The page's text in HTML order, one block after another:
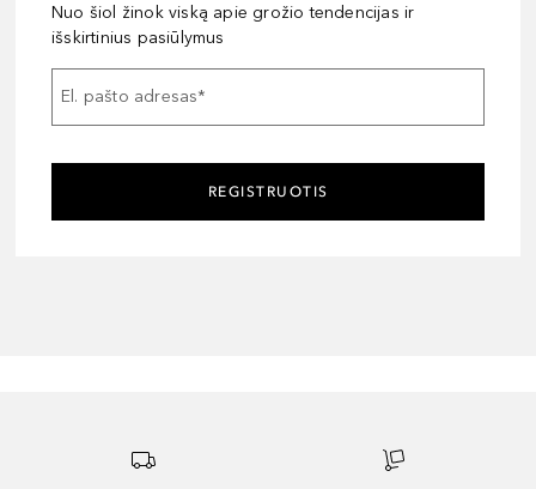
Nuo šiol žinok viską apie grožio tendencijas ir
išskirtinius pasiūlymus
El. pašto adresas*
REGISTRUOTIS